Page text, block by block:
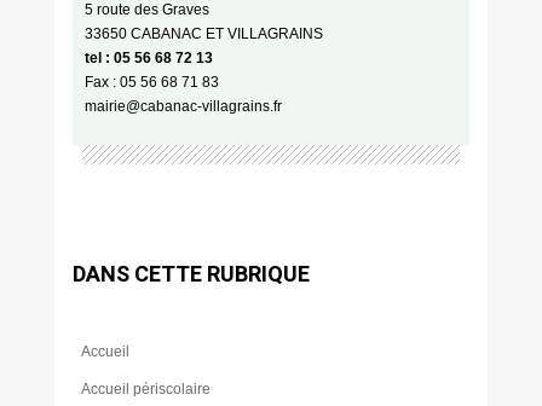
5 route des Graves
33650 CABANAC ET VILLAGRAINS
tel : 05 56 68 72 13
Fax : 05 56 68 71 83
mairie@cabanac-villagrains.fr
DANS CETTE RUBRIQUE
Accueil
Accueil périscolaire